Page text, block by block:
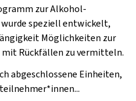
zur Alkohol-
wurde speziell entwickelt,
Möglichkeiten zur
mit Rückfällen zu vermitteln.
abgeschlossene Einheiten,